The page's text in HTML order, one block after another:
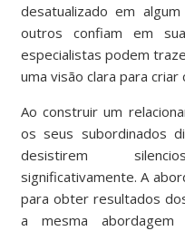
desatualizado em
outros confiam em
especialistas podem
uma visão clara para criar
Ao construir um
os seus subordinados
desistirem
significativamente. A
para obter resultados
a mesma